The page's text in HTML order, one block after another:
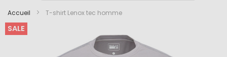
Accueil T-shirt Lenox tec homme
SALE
Skip
Skip